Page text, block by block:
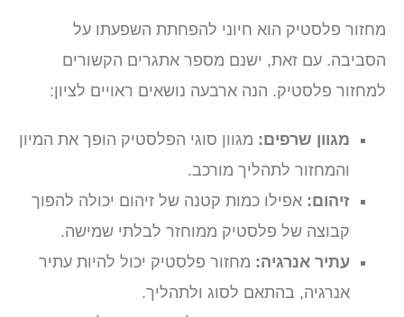
מחזור פלסטיק הוא חיוני להפחתת השפעתו על
הסביבה. עם זאת, ישנם מספר אתגרים הקשורים
למחזור פלסטיק. הנה ארבעה נושאים ראויים לציון:
מגוון שרפים: מגוון סוגי הפלסטיק הופך את המיון
והמחזור לתהליך מורכב.
זיהום: אפילו כמות קטנה של זיהום יכולה להפוך
קבוצה של פלסטיק ממוחזר לבלתי שמישה.
עתיר אנרגיה: מחזור פלסטיק יכול להיות עתיר
אנרגיה, בהתאם לסוג ולתהליך.